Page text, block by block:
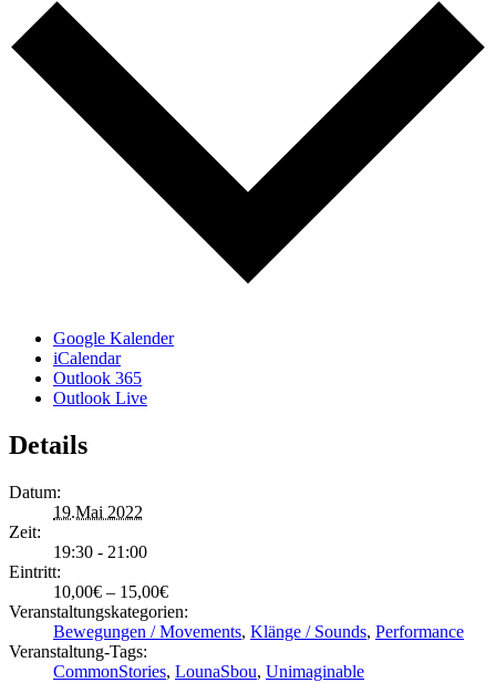
Google Kalender
iCalendar
Outlook 365
Outlook Live
Details
Datum:
19.Mai 2022
Zeit:
19:30 - 21:00
Eintritt:
10,00€ – 15,00€
Veranstaltungskategorien:
Bewegungen / Movements, Klänge / Sounds, Performance
Veranstaltung-Tags:
CommonStories, LounaSbou, Unimaginable